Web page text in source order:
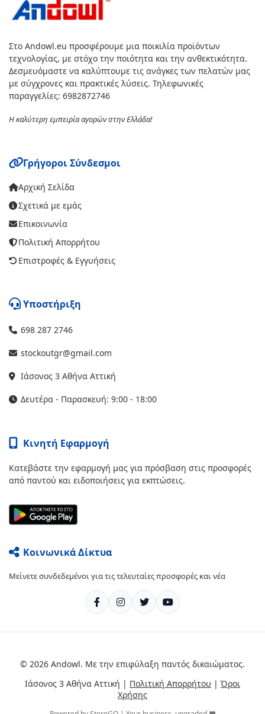
Στο Andowl.eu προσφέρουμε μια ποικιλία προϊόντων
τεχνολογίας, με στόχο την ποιότητα και την ανθεκτικότητα.
Δεσμευόμαστε να καλύπτουμε τις ανάγκες των πελατών μας
με σύγχρονες και πρακτικές λύσεις. Τηλεφωνικές
παραγγελίες: 6982872746
Η καλύτερη εμπειρία αγορών στην Ελλάδα!
Γρήγοροι Σύνδεσμοι
Αρχική Σελίδα
Σχετικά με εμάς
Επικοινωνία
Πολιτική Απορρήτου
Επιστροφές & Εγγυήσεις
Υποστήριξη
698 287 2746
stockoutgr@gmail.com
Ιάσονος 3 Αθήνα Αττική
Δευτέρα - Παρασκευή: 9:00 - 18:00
Κινητή Εφαρμογή
Κατεβάστε την εφαρμογή μας για πρόσβαση στις προσφορές
από παντού και ειδοποιήσεις για εκπτώσεις.
Κοινωνικά Δίκτυα
Μείνετε συνδεδεμένοι για τις τελευταίες προσφορές και νέα
© 2026 Andowl. Με την επιφύλαξη παντός δικαιώματος.
Ιάσονος 3 Αθήνα Αττική | Πολιτική Απορρήτου | Όροι
Χρήσης